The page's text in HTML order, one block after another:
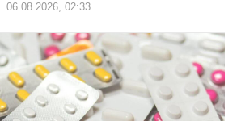
06.08.2026, 02:33